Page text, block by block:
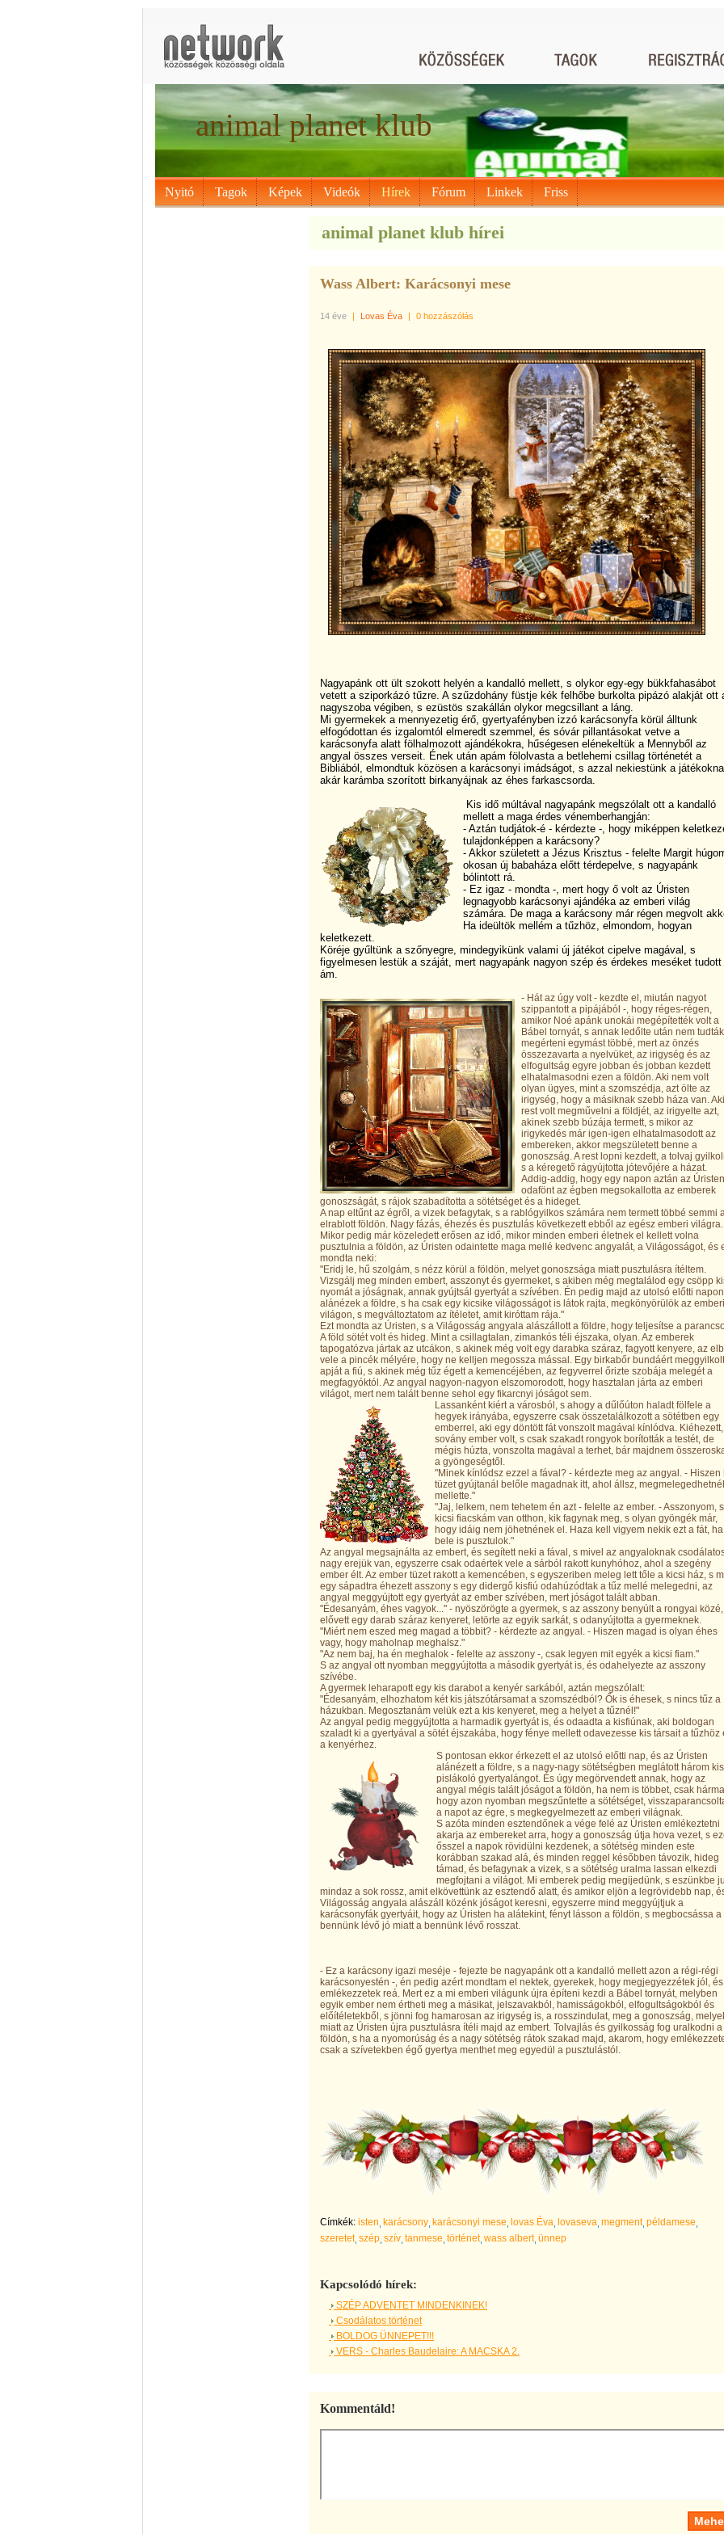
animal planet klub
Nyitó Tagok Képek Videók Hírek Fórum Linkek Friss
animal planet klub hírei
Wass Albert: Karácsonyi mese
14 éve | Lovas Éva | 0 hozzászólás
Nagyapánk ott ült szokott helyén a kandalló mellett, s olykor egy-egy bükkfahasábot
vetett a sziporkázó tűzre. A szűzdohány füstje kék felhőbe burkolta pipázó alakját ott
nagyszoba végiben, s ezüstös szakállán olykor megcsillant a láng.
Mi gyermekek a mennyezetig érő, gyertyafényben izzó karácsonyfa körül álltunk
elfogódottan és izgalomtól elmeredt szemmel, és sóvár pillantásokat vetve a
karácsonyfa alatt fölhalmozott ajándékokra, hűségesen elénekeltük a Mennyből az
angyal összes verseit. Ének után apám fölolvasta a betlehemi csillag történetét a
Bibliából, elmondtuk közösen akarácsonyi imádságot, s azzal nekiestünk a
akár karámba szorított birkanyájnak az éhes farkascsorda.
Kis idő múltával nagyapánk megszólalt ott a kandalló
mellett a maga érdes vénemberhangján:
- Aztán tudjátok-é - kérdezte -, hogy miképpen
tulajdonképpen a karácsony?
- Akkor született a Jézus Krisztus - felelte Margit
okosan új babaháza előtt térdepelve, s nagyapánk
bólintott rá.
- Ez igaz - mondta -, mert hogy ő volt az Úristen
legnagyobb karácsonyi ajándéka az emberi világ
számára. De maga a karácsony már régen megvolt
Ha ideültök mellém a tűzhöz, elmondom, hogyan
keletkezett.
Köréje gyűltünk a szőnyegre, mindegyikünk valami új játékot cipelve magával, s
figyelmesen lestük a száját, mert nagyapánk nagyon szép és érdekes meséket tudott
ám.
- Hát az úgy volt - kezdte el, miután nagyot
szippantott a pipájából -, hogy réges-régen,
amikor Noé apánk unokái megépítették volt a
Bábel tornyát, s annak ledőlte után nem tudták
megérteni egymást többé, mert az önzés
összezavarta a nyelvüket, az irigység és az
elfogultság egyre jobban és jobban kezdett
elhatalmasodni ezen a földön. Aki nem volt
olyan ügyes, mint a szomszédja, azt ölte az
irigység, hogy a másiknak szebb háza van. Aki
rest volt megművelni a földjét, az irigyelte azt,
akinek szebb búzája termett, s mikor az
irigykedés már igen-igen elhatalmasodott az
embereken, akkor megszületett benne a
gonoszság. A rest lopni kezdett, a tolvaj
s a kéregető rágyújtotta jótevőjére a házat.
Addig-addig, hogy egy napon aztán az Úristen
odafönt az égben megsokallotta az emberek
gonoszságát, s rájok szabadította a sötétséget és a hideget.
A nap eltűnt az égről, a vizek befagytak, s a rablógyilkos számára nem termett többé semmi
elrablott földön. Nagy fázás, éhezés és pusztulás következett ebből az egész emberi világra.
Mikor pedig már közeledett erősen az idő, mikor minden emberi életnek el kellett volna
pusztulnia a földön, az Úristen odaintette maga mellé kedvenc angyalát, a Világosságot, és
mondta neki:
"Eridj le, hű szolgám, s nézz körül a földön, melyet gonoszsága miatt pusztulásra ítéltem.
Vizsgálj meg minden embert, asszonyt és gyermeket, s akiben még megtalálod egy csöpp
nyomát a jóságnak, annak gyújtsál gyertyát a szívében. Én pedig majd az utolsó előtti napon
alánézek a földre, s ha csak egy kicsike világosságot is látok rajta, megkönyörülök az emberi
világon, s megváltoztatom az ítéletet, amit kiróttam rája."
Ezt mondta az Úristen, s a Világosság angyala alászállott a földre, hogy teljesítse a
A föld sötét volt és hideg. Mint a csillagtalan, zimankós téli éjszaka, olyan. Az emberek
tapogatózva jártak az utcákon, s akinek még volt egy darabka száraz, fagyott kenyere, az
vele a pincék mélyére, hogy ne kelljen megossza mással. Egy birkabőr bundáért
apját a fiú, s akinek még tűz égett a kemencéjében, az fegyverrel őrizte szobája melegét a
megfagyóktól. Az angyal nagyon-nagyon elszomorodott, hogy hasztalan járta az emberi
világot, mert nem talált benne sehol egy fikarcnyi jóságot sem.
Lassanként kiért a városból, s ahogy a dűlőúton haladt fölfele a
hegyek irányába, egyszerre csak összetalálkozott a sötétben egy
emberrel, aki egy döntött fát vonszolt magával kínlódva. Kiéhezett,
sovány ember volt, s csak szakadt rongyok borították a testét, de
mégis húzta, vonszolta magával a terhet, bár majdnem
a gyöngeségtől.
"Minek kínlódsz ezzel a fával? - kérdezte meg az angyal. - Hiszen
tüzet gyújtanál belőle magadnak itt, ahol állsz, megmelegedhetnél
mellette."
"Jaj, lelkem, nem tehetem én azt - felelte az ember. - Asszonyom, s
kicsi fiacskám van otthon, kik fagynak meg, s olyan gyöngék már,
hogy idáig nem jöhetnének el. Haza kell vigyem nekik ezt a fát, ha
bele is pusztulok."
Az angyal megsajnálta az embert, és segített neki a fával, s mivel az angyaloknak
nagy erejük van, egyszerre csak odaértek vele a sárból rakott kunyhóhoz, ahol a szegény
ember élt. Az ember tüzet rakott a kemencében, s egyszeriben meleg lett tőle a kicsi ház, s
egy sápadtra éhezett asszony s egy didergő kisfiú odahúzódtak a tűz mellé melegedni, az
angyal meggyújtott egy gyertyát az ember szívében, mert jóságot talált abban.
"Édesanyám, éhes vagyok..." - nyöszörögte a gyermek, s az asszony benyúlt a rongyai közé,
elővett egy darab száraz kenyeret, letörte az egyik sarkát, s odanyújtotta a gyermeknek.
"Miért nem eszed meg magad a többit? - kérdezte az angyal. - Hiszen magad is olyan éhes
vagy, hogy maholnap meghalsz."
"Az nem baj, ha én meghalok - felelte az asszony -, csak legyen mit egyék a kicsi fiam."
S az angyal ott nyomban meggyújtotta a második gyertyát is, és odahelyezte az asszony
szívébe.
A gyermek leharapott egy kis darabot a kenyér sarkából, aztán megszólalt:
"Édesanyám, elhozhatom két kis játszótársamat a szomszédból? Ők is éhesek, s nincs tűz a
házukban. Megosztanám velük ezt a kis kenyeret, meg a helyet a tűznél!"
Az angyal pedig meggyújtotta a harmadik gyertyát is, és odaadta a kisfiúnak, aki boldogan
szaladt ki a gyertyával a sötét éjszakába, hogy fénye mellett odavezesse kis társait a tűzhöz
a kenyérhez.
S pontosan ekkor érkezett el az utolsó előtti nap, és az Úristen
alánézett a földre, s a nagy-nagy sötétségben meglátott három kis
pislákoló gyertyalángot. És úgy megörvendett annak, hogy az
angyal mégis talált jóságot a földön, ha nem is többet, csak
hogy azon nyomban megszűntette a sötétséget,
a napot az égre, s megkegyelmezett az emberi világnak.
S azóta minden esztendőnek a vége felé az Úristen emlékeztetni
akarja az embereket arra, hogy a gonoszság útja hova vezet, s
ősszel a napok rövidülni kezdenek, a sötétség minden este
korábban szakad alá, és minden reggel későbben távozik, hideg
támad, és befagynak a vizek, s a sötétség uralma lassan elkezdi
megfojtani a világot. Mi emberek pedig megijedünk, s eszünkbe
mindaz a sok rossz, amit elkövettünk az esztendő alatt, és amikor eljön a legrövidebb nap,
Világosság angyala alászáll közénk jóságot keresni, egyszerre mind meggyújtjuk a
karácsonyfák gyertyáit, hogy az Úristen ha alátekint, fényt lásson a földön, s megbocsássa a
bennünk lévő jó miatt a bennünk lévő rosszat.
- Ez a karácsony igazi meséje - fejezte be nagyapánk ott a kandalló mellett azon a régi-régi
karácsonyestén -, én pedig azért mondtam el nektek, gyerekek, hogy megjegyezzétek jól, és
emlékezzetek reá. Mert ez a mi emberi világunk újra építeni kezdi a Bábel tornyát, melyben
egyik ember nem értheti meg a másikat, jelszavakból, hamisságokból, elfogultságokból és
előítéletekből, s jönni fog hamarosan az irigység is, a rosszindulat, meg a gonoszság,
miatt az Úristen újra pusztulásra ítéli majd az embert. Tolvajlás és gyilkosság fog uralkodni a
földön, s ha a nyomorúság és a nagy sötétség rátok szakad majd, akarom, hogy
csak a szívetekben égő gyertya menthet meg egyedül a pusztulástól.
Címkék: isten karácsony karácsonyi mese lovas Éva lovaseva megment példamese
szeretet szép szív tanmese történet wass albert ünnep
Kapcsolódó hírek:
SZÉP ADVENTET MINDENKINEK!
Csodálatos történet
BOLDOG ÜNNEPET!!!
VERS - Charles Baudelaire: A MACSKA 2.
Kommentáld!